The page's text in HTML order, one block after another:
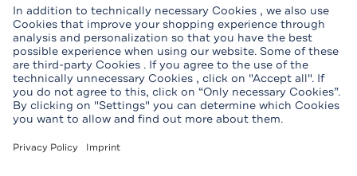
Скидка для студентов
Группы
Загрузить приложение Outletcity
Загрузить приложение Outletcity в App Store
Загрузить приложение Outletcity в Google
Подписывайтесь на нас
FacebookInstagramWhatsAppWeChatTikTok TripadvisorYoutube